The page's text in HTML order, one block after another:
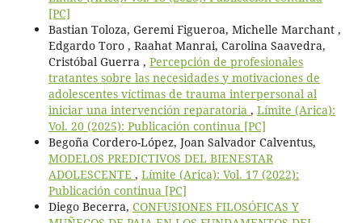
[PC]
Bastian Toloza, Geremi Figueroa, Michelle Marchant ,
Edgardo Toro , Raahat Manrai, Carolina Saavedra,
Cristóbal Guerra , Percepción de profesionales
tratantes sobre las necesidades y motivaciones de
adolescentes víctimas de trauma interpersonal al
iniciar una intervención reparatoria , Límite (Arica):
Vol. 20 (2025): Publicación continua [PC]
Begoña Cordero-López, Joan Salvador Calventus,
MODELOS PREDICTIVOS DEL BIENESTAR
ADOLESCENTE , Límite (Arica): Vol. 17 (2022):
Publicación continua [PC]
Diego Becerra, CONFUSIONES FILOSÓFICAS Y